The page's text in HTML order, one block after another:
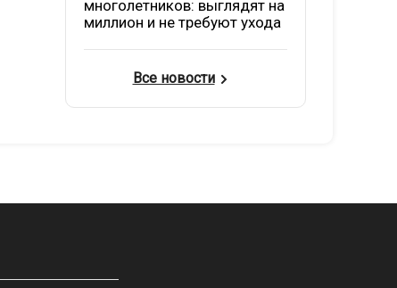
многолетников: выглядят на
миллион и не требуют ухода
Все новости